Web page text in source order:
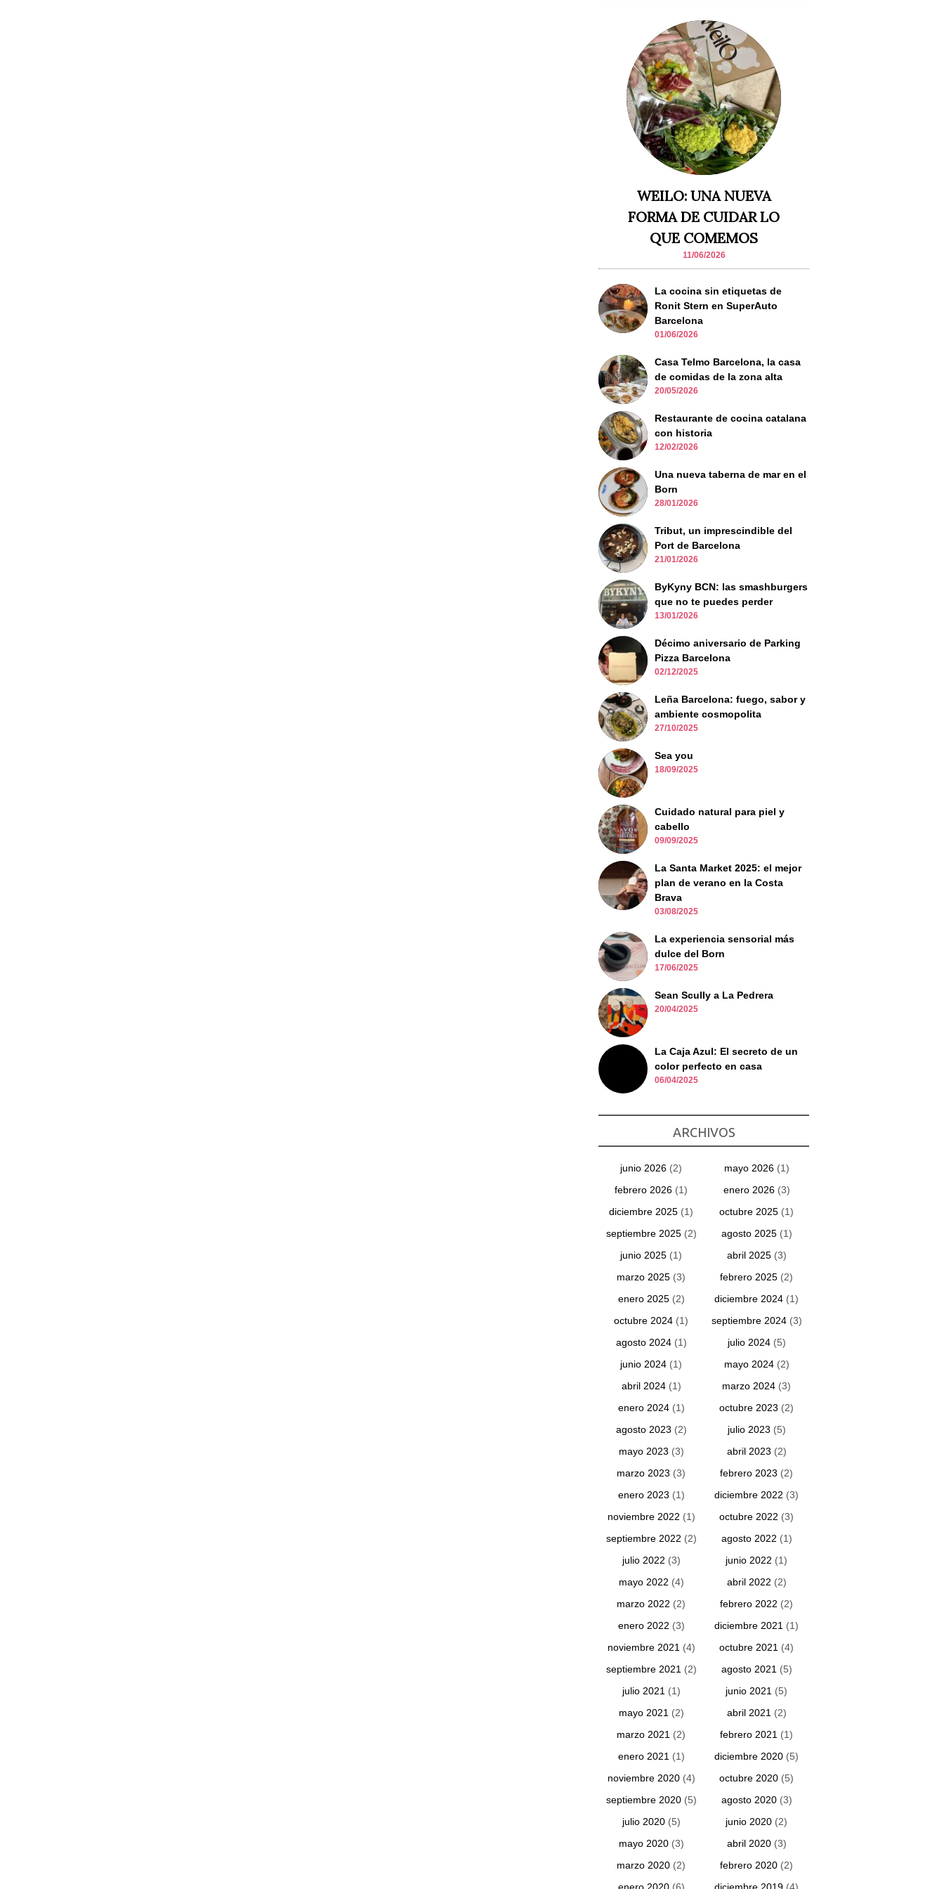
WEILO: UNA NUEVA
FORMA DE CUIDAR LO
QUE COMEMOS
11/06/2026
La cocina sin etiquetas de
Ronit Stern en SuperAuto
Barcelona
01/06/2026
Casa Telmo Barcelona, la casa
de comidas de la zona alta
20/05/2026
Restaurante de cocina catalana
con historia
12/02/2026
Una nueva taberna de mar en el
Born
28/01/2026
Tribut, un imprescindible del
Port de Barcelona
21/01/2026
ByKyny BCN: las smashburgers
que no te puedes perder
13/01/2026
Décimo aniversario de Parking
Pizza Barcelona
02/12/2025
Leña Barcelona: fuego, sabor y
ambiente cosmopolita
27/10/2025
Sea you
18/09/2025
Cuidado natural para piel y
cabello
09/09/2025
La Santa Market 2025: el mejor
plan de verano en la Costa
Brava
03/08/2025
La experiencia sensorial más
dulce del Born
17/06/2025
Sean Scully a La Pedrera
20/04/2025
La Caja Azul: El secreto de un
color perfecto en casa
06/04/2025
ARCHIVOS
junio 2026 (2) mayo 2026(1)
febrero 2026 (1) enero 2026(3)
diciembre 2025 (1) octubre 2025 (1)
septiembre 2025(2) agosto 2025(1)
junio 2025 (1) abril 2025(3)
marzo 2025 (3) febrero 2025 (2)
enero 2025(2) diciembre 2024 (1)
octubre 2024 (1) septiembre 2024(3)
agosto 2024(1) julio 2024(5)
junio 2024 (1) mayo 2024(2)
abril 2024(1) marzo 2024 (3)
enero 2024(1) octubre 2023 (2)
agosto 2023 (2) julio 2023 (5)
mayo 2023 (3) abril 2023 (2)
marzo 2023 (3) febrero 2023 (2)
enero 2023 (1) diciembre 2022 (3)
noviembre 2022 (1) octubre 2022 (3)
septiembre 2022 (2) agosto 2022 (1)
julio 2022 (3) junio 2022 (1)
mayo 2022 (4) abril 2022 (2)
marzo 2022 (2) febrero 2022 (2)
enero 2022 (3) diciembre 2021 (1)
noviembre 2021 (4) octubre 2021 (4)
septiembre 2021 (2) agosto 2021 (5)
julio 2021 (1) junio 2021 (5)
mayo 2021 (2) abril 2021 (2)
marzo 2021 (2) febrero 2021 (1)
enero 2021 (1) diciembre 2020 (5)
noviembre 2020(4) octubre 2020 (5)
septiembre 2020(5) agosto 2020(3)
julio 2020(5) junio 2020 (2)
mayo 2020(3) abril 2020(3)
marzo 2020 (2) febrero 2020 (2)